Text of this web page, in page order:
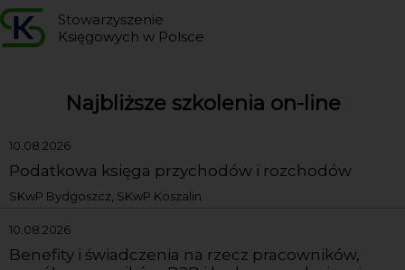
Stowarzyszenie
Księgowych w Polsce
Najbliższe szkolenia on-line
10.08.2026
Podatkowa księga przychodów i rozchodów
SKwP Bydgoszcz, SKwP Koszalin
10.08.2026
Benefity i świadczenia na rzecz pracowników,